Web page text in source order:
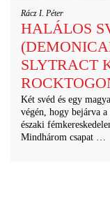
Rácz I. Péter
HALÁLOS
SLYTRACT
Két svéd és egy
végén, hogy bejárva
északi
Mindhárom csapat …